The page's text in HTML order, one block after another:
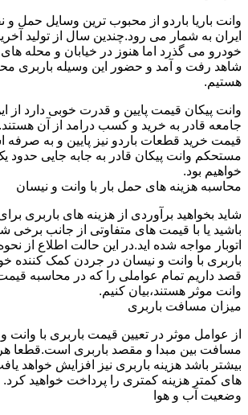
وانت باریا باردو از محبوب ترین وسایل حمل و
ایران به شمار می رود.چندین سال از تولید
خودرو می گذرد اما هنوز در خیابان و محله
شاهد رفت و آمد و حضور این وسیله باربری
هستیم.
وانت پیکان قیمت پایین و قدرت خوبی دارد از
جامعه قادر به خرید و کسب درامد از آن
قیمت خرید قطعات باردو نیز پایین و به
مستحکم وانت پیکان قادر به جابه جایی حدود
خواهیم بود.
محاسبه هزینه های حمل بار با وانت و نیسان
شاید بخواهید برآوردی از هزینه های باربری
باشید یا با قیمت های متفاوتی از جانب برخی
اتوبار مواجه شده اید.در این حالت اطلاع از
باربری با وانت و نیسان در جردن کمک کننده
قصد داریم تمام عواملی را که در محاسبه قیمت
وانت موثر هستند،بیان کنیم.
میزان مسافت باربری
از عوامل موثر در تعیین قیمت باربری با وانت
مسافت بین مبدا و مقصد باربری است.قطعا
بیشتر باشد هزینه باربری نیز افزایش خواهد
های کمتر هزینه کمتری را پرداخت خواهید کرد.
وضعیت آب و هوا